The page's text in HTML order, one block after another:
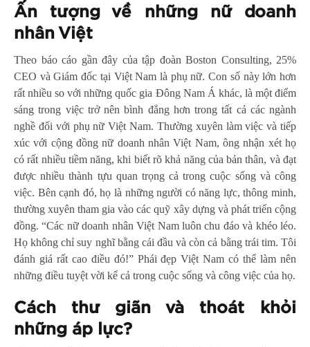
Ấn tượng về những nữ doanh
nhân Việt
Theo báo cáo gần đây của tập đoàn Boston Consulting, 25%
CEO và Giám đốc tại Việt Nam là phụ nữ. Con số này lớn hơn
rất nhiều so với những quốc gia Đông Nam Á khác, là một điểm
sáng trong việc trở nên bình đẳng hơn trong tất cả các ngành
nghề đối với phụ nữ Việt Nam. Thường xuyên làm việc và tiếp
xúc với cộng đồng nữ doanh nhân Việt Nam, ông nhận xét họ
có rất nhiều tiềm năng, khi biết rõ khả năng của bản thân, và đạt
được nhiều thành tựu quan trọng cả trong cuộc sống và công
việc. Bên cạnh đó, họ là những người có năng lực, thông minh,
thường xuyên tham gia vào các quỹ xây dựng và phát triển cộng
đồng. “Các nữ doanh nhân Việt Nam luôn chu đáo và khéo léo.
Họ không chỉ suy nghĩ bằng cái đầu và còn cả bằng trái tim. Tôi
đánh giá rất cao điều đó!” Phái đẹp Việt Nam có thể làm nên
những điều tuyệt vời kể cả trong cuộc sống và công việc của họ.
Cách thư giãn và thoát khỏi
những áp lực?